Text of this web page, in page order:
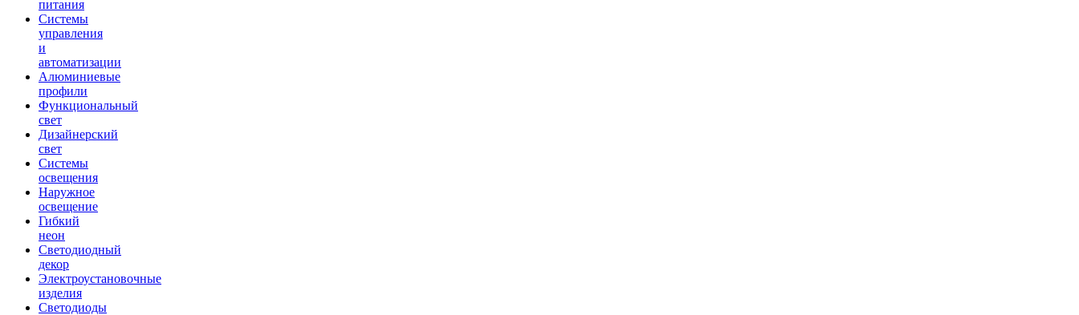
питания
Системы
управления
и
автоматизации
Алюминиевые
профили
Функциональный
свет
Дизайнерский
свет
Системы
освещения
Наружное
освещение
Гибкий
неон
Светодиодный
декор
Электроустановочные
изделия
Светодиоды